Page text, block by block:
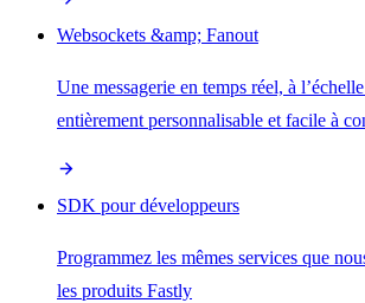
Websockets &amp; Fanout
Une messagerie en temps réel, à
entièrement personnalisable et facile à
SDK pour développeurs
Programmez les mêmes services que
les produits Fastly